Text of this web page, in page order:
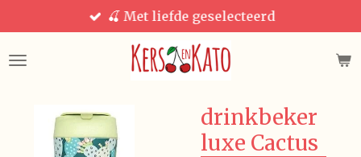
direct
naar
🍒 Met liefde geselecteerd
drinkbeker
luxe Cactus